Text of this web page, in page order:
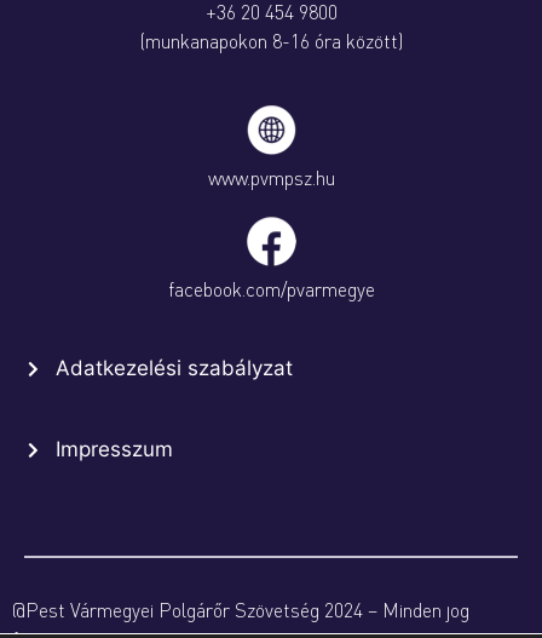
+36 20 454 9800
(munkanapokon 8-16 óra között)
www.pvmpsz.hu
facebook.com/pvarmegye
Adatkezelési szabályzat
Impresszum
@Pest Vármegyei Polgárőr Szövetség 2024 – Minden jog